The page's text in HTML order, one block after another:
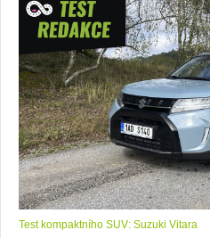
Test kompaktního SUV: Suzuki Vitara